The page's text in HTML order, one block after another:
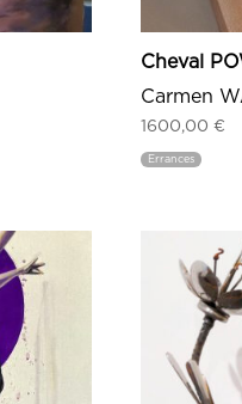
Cheval
Carmen
1600,00€
Errances